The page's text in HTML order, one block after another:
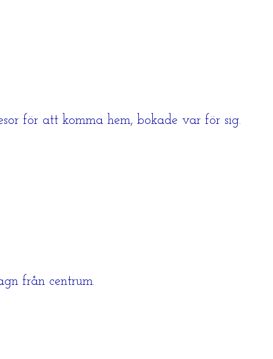
för att komma hem, bokade var för sig.
från centrum.